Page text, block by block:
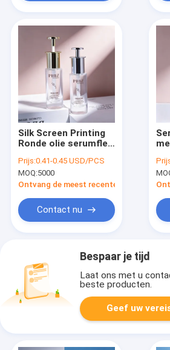
Silk Screen Printing
Ronde olie serumfles
verpakking voor
essentiële oliën en
cosmetica
Prijs:0.41-0.45 USD/PCS
MOQ:5000
Ontvang de meest recente Prijs
Contact nu
Bespaar je tijd
Laat ons met u
beste producten.
Geef uw